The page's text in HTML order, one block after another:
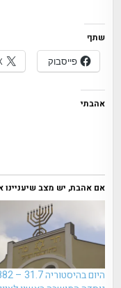
שתף
פייסבוק
אהבתי
אם אהבת, יש מצב שיעניינו
היום